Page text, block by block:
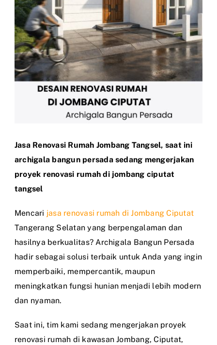
Jasa Renovasi Rumah Jombang Tangsel, saat ini
archigala bangun persada sedang mengerjakan
proyek renovasi rumah di jombang ciputat
tangsel
Mencari jasa renovasi rumah di Jombang Ciputat
Tangerang Selatan yang berpengalaman dan
hasilnya berkualitas? Archigala Bangun Persada
hadir sebagai solusi terbaik untuk Anda yang ingin
memperbaiki, mempercantik, maupun
meningkatkan fungsi hunian menjadi lebih modern
dan nyaman.
Saat ini, tim kami sedang mengerjakan proyek
renovasi rumah di kawasan Jombang, Ciputat,